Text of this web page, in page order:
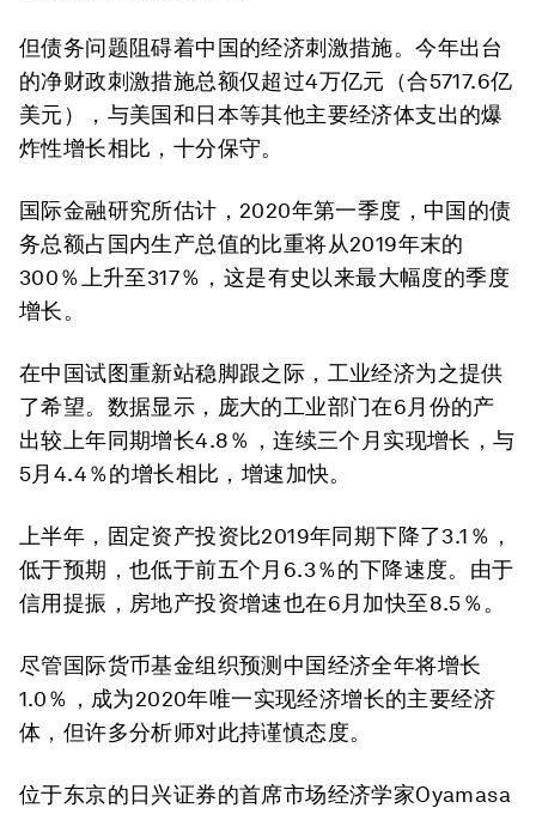
但债务问题阻碍着中国的经济刺激措施。今年出台
的净财政刺激措施总额仅超过4万亿元（合5717.6亿
美元），与美国和日本等其他主要经济体支出的爆
炸性增长相比，十分保守。
国际金融研究所估计，2020年第一季度，中国的债
务总额占国内生产总值的比重将从2019年末的
300％上升至317％，这是有史以来最大幅度的季度
增长。
在中国试图重新站稳脚跟之际，工业经济为之提供
了希望。数据显示，庞大的工业部门在6月份的产
出较上年同期增长4.8％，连续三个月实现增长，与
5月4.4％的增长相比，增速加快。
上半年，固定资产投资比2019年同期下降了3.1％，
低于预期，也低于前五个月6.3％的下降速度。由于
信用提振，房地产投资增速也在6月加快至8.5％。
尽管国际货币基金组织预测中国经济全年将增长
1.0％，成为2020年唯一实现经济增长的主要经济
体，但许多分析师对此持谨慎态度。
位于东京的日兴证券的首席市场经济学家Oyamasa